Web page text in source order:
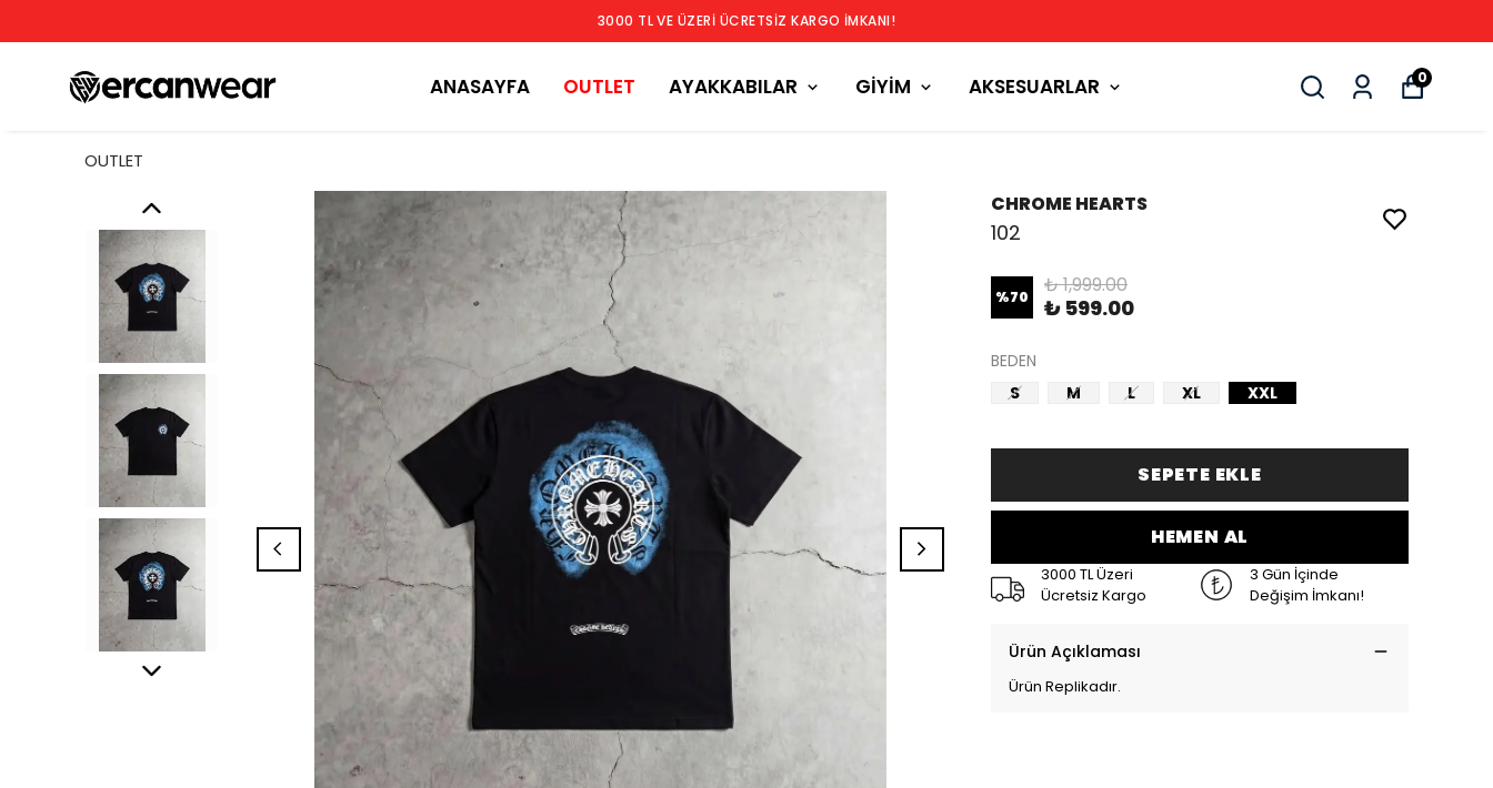
3000 TL VE ÜZERİ ÜCRETSİZ KARGO İMKANI!
ANASAYFA OUTLET AYAKKABILAR GİYİM AKSESUARLAR 0
OUTLET
CHROME HEARTS
102
%70 ₺ 1,999.00
₺ 599.00
BEDEN
S
M L XL XXL
SEPETE EKLE
HEMEN AL
3000 TL Üzeri
Ücretsiz Kargo
3 Gün İçinde
Değişim İmkanı!
Ürün Açıklaması
Ürün Replikadır.